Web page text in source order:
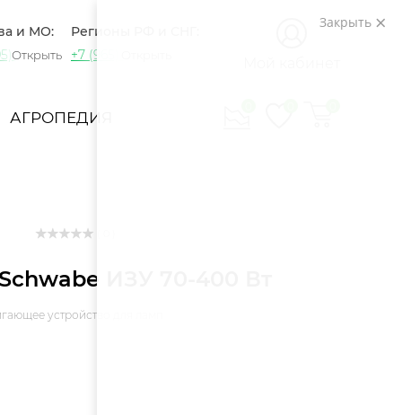
и МО:
721-60-15
Открыть
Регионы РФ и СНГ:
+7 (965) 420-10-10
АГРОПЕДИЯ
ИЗУ 70-400 Вт
устройство для ламп
Закрыть